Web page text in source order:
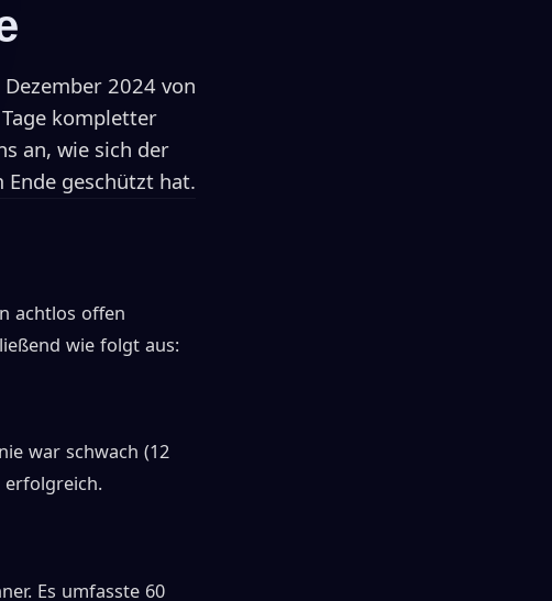
2024 von
kompletter
an, wie sich der
geschützt hat.
achtlos offen
wie folgt aus:
war schwach (12
erfolgreich.
Es umfasste 60